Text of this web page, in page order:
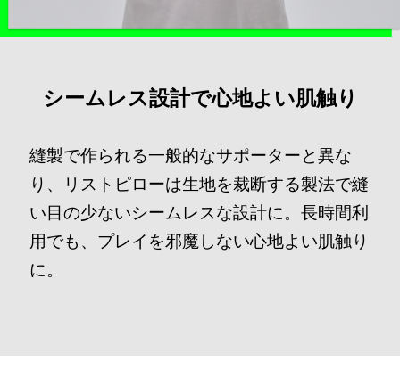
シームレス設計で心地よい肌触り
縫製で作られる一般的なサポーターと異な
り、リストピローは生地を裁断する製法で縫
い目の少ないシームレスな設計に。長時間利
用でも、プレイを邪魔しない心地よい肌触り
に。